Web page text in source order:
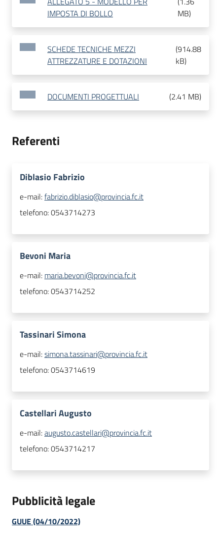
IMPOSTA DI BOLLO
MB)
SCHEDE TECNICHE MEZZI
ATTREZZATURE E DOTAZIONI
(914.88
kB)
DOCUMENTI PROGETTUALI (2.41 MB)
Referenti
Diblasio Fabrizio
e-mail:fabrizio.diblasio@provincia.fc.it
telefono:0543714273
Bevoni Maria
e-mail: maria.bevoni@provincia.fc.it
telefono:0543714252
Tassinari Simona
e-mail:simona.tassinari@provincia.fc.it
telefono:0543714619
Castellari Augusto
e-mail:augusto.castellari@provincia.fc.it
telefono:0543714217
Pubblicità legale
GUUE (04/10/2022)